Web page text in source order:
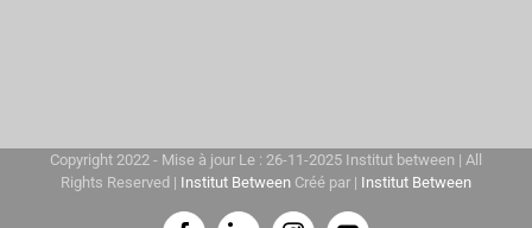
Copyright 2022 - Mise à jour Le : 26-11-2025 Institut between | All
Rights Reserved | Institut Between Créé par | Institut Between